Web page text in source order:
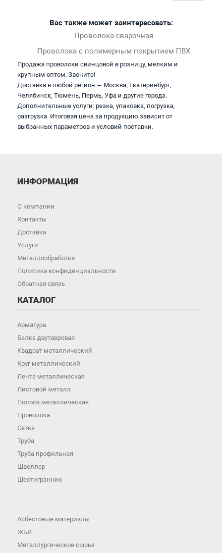
Вас также может заинтересовать:
Проволока сварочная
Проволока с полимерным покрытием ПВХ
Продажа проволоки свинцовой в розницу, мелким и
крупным оптом. Звоните!
Доставка в любой регион — Москва, Екатеринбург,
Челябинск, Тюмень, Пермь, Уфа и другие города.
Дополнительные услуги: резка, упаковка, погрузка,
разгрузка. Итоговая цена за продукцию зависит от
выбранных параметров и условий поставки.
ИНФОРМАЦИЯ
О компании
Контакты
Доставка
Услуги
Металлообработка
Политика конфиденциальности
Обратная связь
КАТАЛОГ
Арматура
Балка двутавровая
Квадрат металлический
Круг металлический
Лента металлическая
Листовой металл
Полоса металлическая
Проволока
Сетка
Труба
Труба профильная
Швеллер
Шестигранник
Асбестовые материалы
ЖБИ
Металлургическое сырье